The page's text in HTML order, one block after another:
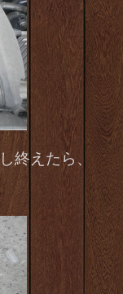
終えたら、